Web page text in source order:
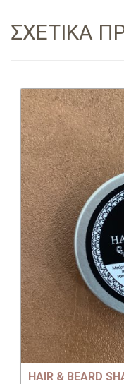
ΣΧΕΤΙΚΑ
HAIR & BEARD